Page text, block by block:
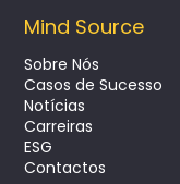
Mentoring
profissionais
crescem
Mind Source
Sobre Nós
Casos de Sucesso
Notícias
Carreiras
ESG
Contactos